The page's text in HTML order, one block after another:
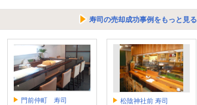
寿司の売却成功事例をもっと見る
門前仲町 寿司 松陰神社前 寿司